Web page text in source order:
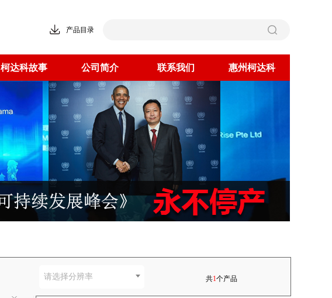
产品目录
柯达科故事 公司简介 联系我们 惠州柯达科
请选择分辨率 共1个产品